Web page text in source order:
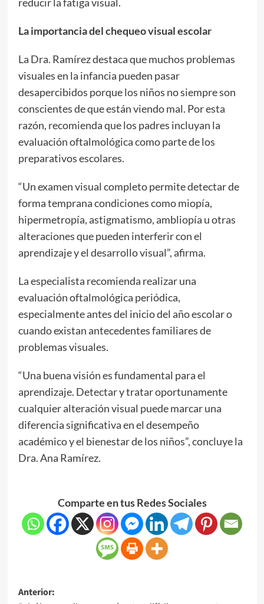
La importancia del chequeo visual escolar
La Dra. Ramírez destaca que muchos problemas
visuales en la infancia pueden pasar
desapercibidos porque los niños no siempre son
conscientes de que están viendo mal. Por esta
razón, recomienda que los padres incluyan la
evaluación oftalmológica como parte de los
preparativos escolares.
“Un examen visual completo permite detectar de
forma temprana condiciones como miopía,
hipermetropía, astigmatismo, ambliopía u otras
alteraciones que pueden interferir con el
aprendizaje y el desarrollo visual”, afirma.
La especialista recomienda realizar una
evaluación oftalmológica periódica,
especialmente antes del inicio del año escolar o
cuando existan antecedentes familiares de
problemas visuales.
“Una buena visión es fundamental para el
aprendizaje. Detectar y tratar oportunamente
cualquier alteración visual puede marcar una
diferencia significativa en el desempeño
académico y el bienestar de los niños”, concluye la
Dra. Ana Ramírez.
Comparte en tus Redes Sociales
Anterior: